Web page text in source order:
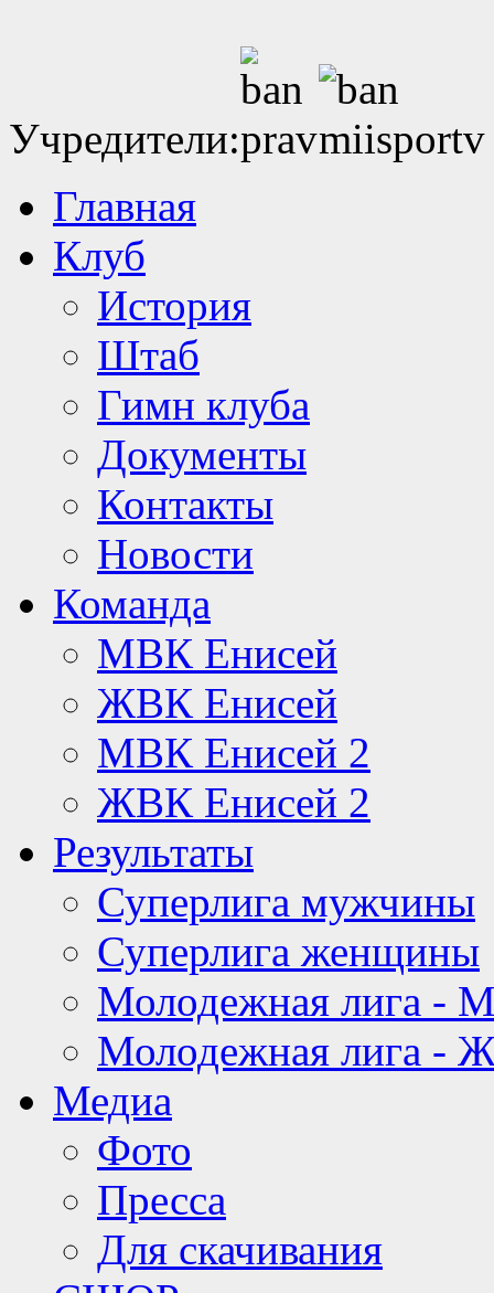
Учредители:
Главная
Клуб
История
Штаб
Гимн клуба
Документы
Контакты
Новости
Команда
МВК Енисей
ЖВК Енисей
МВК Енисей 2
ЖВК Енисей 2
Результаты
Суперлига мужчины
Суперлига женщины
Молодежная лига -
Молодежная лига -
Медиа
Фото
Пресса
Для скачивания